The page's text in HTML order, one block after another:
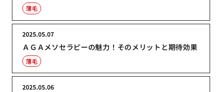
薄毛
ＡＧＡメソセラピーの魅力！そのメリットと期待効果
2025.05.07
薄毛
2025.05.06